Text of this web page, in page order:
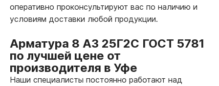
оперативно проконсультируют вас по наличию и
условиям доставки любой продукции.
Арматура 8 А3 25Г2С ГОСТ 5781
по лучшей цене от
производителя в Уфе
Наши специалисты постоянно работают над